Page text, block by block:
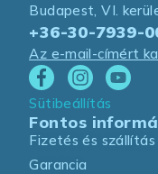
Budapest, VI.
+36-30-7939-
Az e-mail-címért
Sütibeállítás
Fontos
Fizetés és szállítás
Garancia